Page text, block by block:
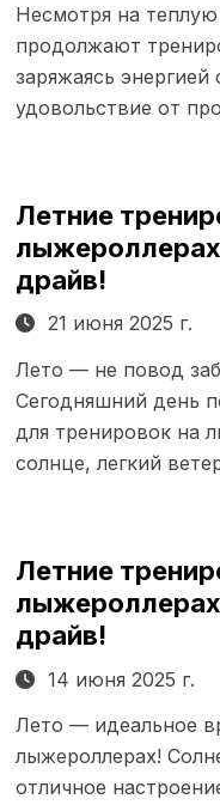
Несмотря на
продолжают
заряжаясь
удовольствие от
Летние
драйв!
21 июня 2025 г.
Лето — не повод
Сегодняшний день
для тренировок на
солнце, легкий
Летние
драйв!
14 июня 2025 г.
Лето — идеальное
лыжероллерах!
отличное